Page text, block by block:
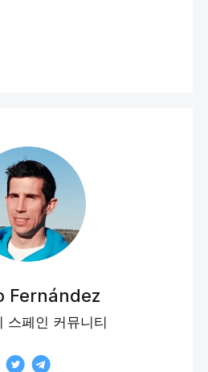
Fernández
스페인 커뮤니티